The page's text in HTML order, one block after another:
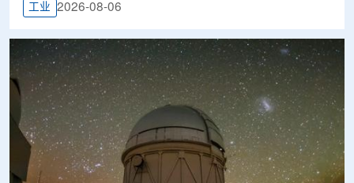
工业 2026-08-06